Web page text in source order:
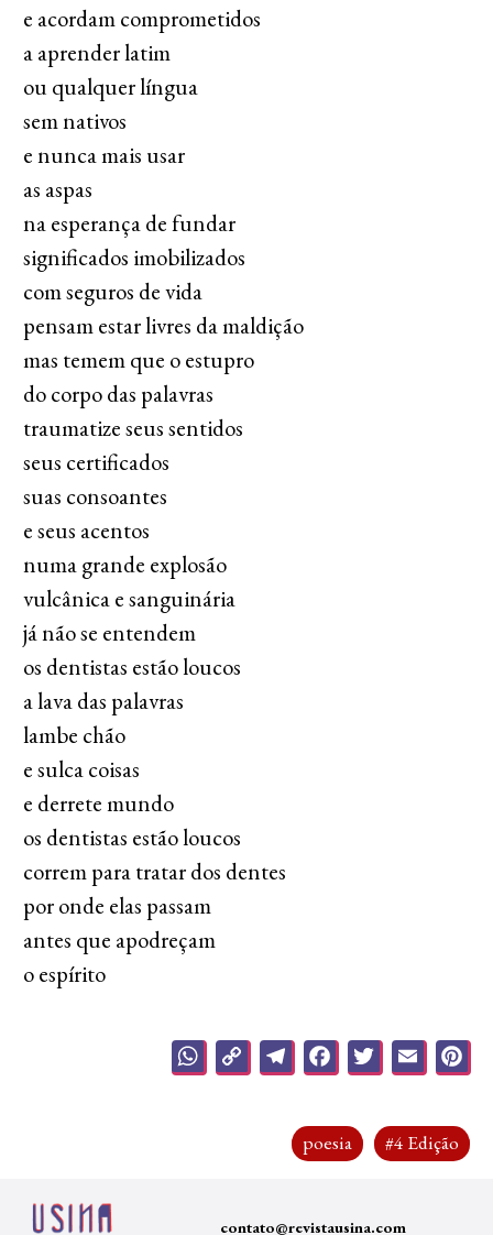
e acordam comprometidos
a aprender latim
ou qualquer língua
sem nativos
e nunca mais usar
as aspas
na esperança de fundar
significados imobilizados
com seguros de vida
pensam estar livres da maldição
mas temem que o estupro
do corpo das palavras
traumatize seus sentidos
seus certificados
suas consoantes
e seus acentos
numa grande explosão
vulcânica e sanguinária
já não se entendem
os dentistas estão loucos
a lava das palavras
lambe chão
e sulca coisas
e derrete mundo
os dentistas estão loucos
correm para tratar dos dentes
por onde elas passam
antes que apodreçam
o espírito
WhatsApp
CopyTelegram
Facebook
Twitter
poesia #4 Edição
contato@revistausina.com